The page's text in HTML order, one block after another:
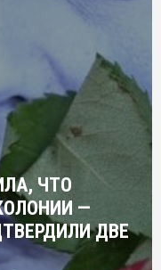
ЧТО
—
ДВЕ